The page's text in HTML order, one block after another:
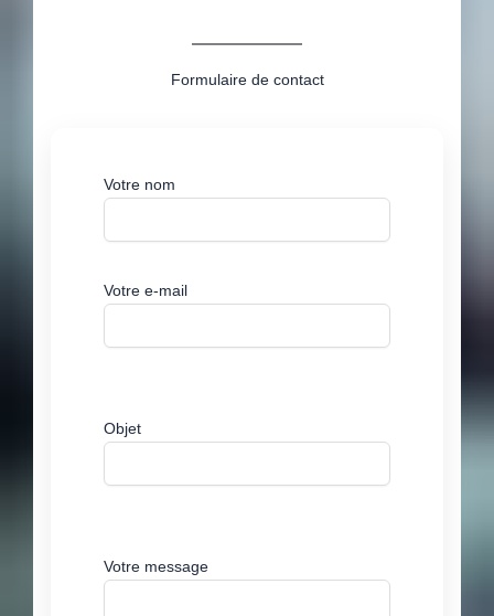
Formulaire de contact
Votre nom
Votre e-mail
Objet
Votre message